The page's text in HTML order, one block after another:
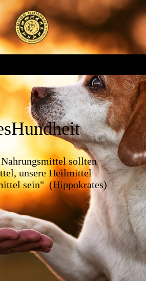
sollten
unsere Heilmittel
sein" (Hippokrates)